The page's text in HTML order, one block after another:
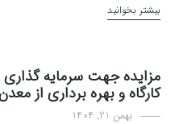
بیشتر بخوانید
مزایده جهت سرمایه
کارگاه و بهره برداری از
بهمن 21, 1404